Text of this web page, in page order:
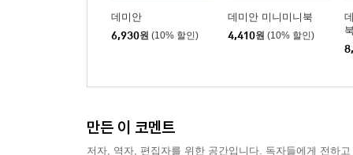
데미안
6,930원 (10% 할인)
데미안 미니미니북
4,410원 (10% 할인)
만든 이 코멘트
저자, 역자, 편집자를 위한 공간입니다. 독자들에게 전하